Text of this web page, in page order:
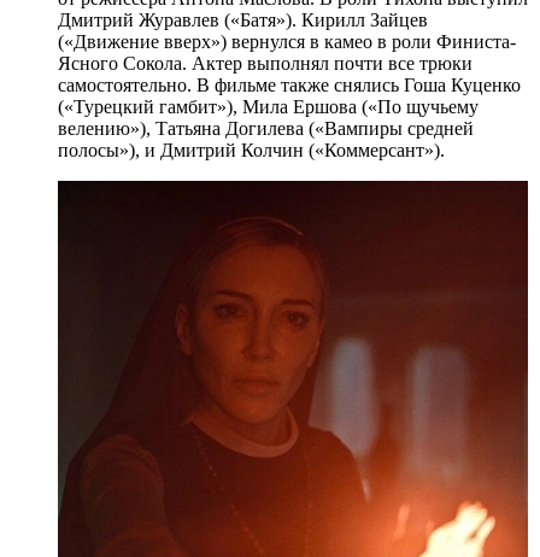
Дмитрий Журавлев («Батя»). Кирилл Зайцев
(«Движение вверх») вернулся в камео в роли Финиста-
Ясного Сокола. Актер выполнял почти все трюки
самостоятельно. В фильме также снялись Гоша Куценко
(«Турецкий гамбит»), Мила Ершова («По щучьему
велению»), Татьяна Догилева («Вампиры средней
полосы»), и Дмитрий Колчин («Коммерсант»).